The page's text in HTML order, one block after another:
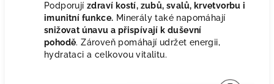
Podporujízdraví kostí, zubů, svalů, krvetvorbu i
imunitní funkce. Minerály také napomáhají
snižovat únavu a přispívají k duševní
pohodě. Zároveň pomáhají udržet energii,
hydrataci a celkovou vitalitu.